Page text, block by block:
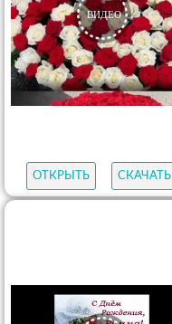
ОТКРЫТЬ СКАЧАТЬ